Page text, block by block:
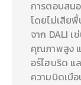
การตอบสน
โดยไม่เสียพื้
จาก DALI
คุณภาพสูง แ
อร์ไฮบริด แ
ความบิดเบื